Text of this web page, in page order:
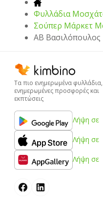
Φυλλάδια
Σούπερ Μάρκετ
ΑΒ
Τα πιο ενημερωμένα φυλλάδια,
ενημερωμένες προσφορές και
εκπτώσεις
Λήψη σε
Λήψη σε
Λήψη σε